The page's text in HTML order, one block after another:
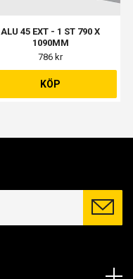
ALU 45 EXT - 1 ST 790 X
1090MM
786 kr
KÖP